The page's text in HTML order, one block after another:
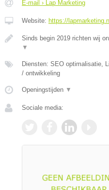
E-mail › Lap Marketing
Website: https://
Sinds begin 2019 richten wij
▼
Diensten: SEO optimalisatie,
/ ontwikkeling
Openingstijden ▼
Sociale media: